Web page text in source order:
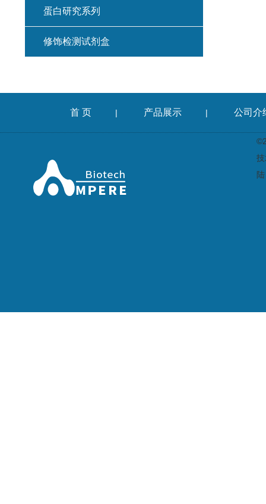
蛋白研究系列
修饰检测试剂盒
首 页 | 产品展示 | 公司介
陆